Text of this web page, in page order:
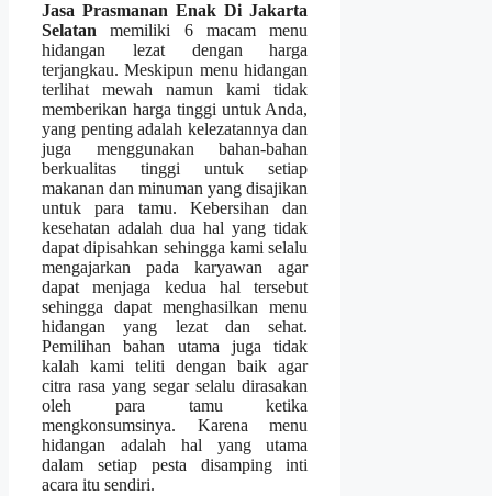
Jasa Prasmanan Enak Di Jakarta
Selatan memiliki 6 macam menu
hidangan lezat dengan harga
terjangkau. Meskipun menu hidangan
terlihat mewah namun kami tidak
memberikan harga tinggi untuk Anda,
yang penting adalah kelezatannya dan
juga menggunakan bahan-bahan
berkualitas tinggi untuk setiap
makanan dan minuman yang disajikan
untuk para tamu. Kebersihan dan
kesehatan adalah dua hal yang tidak
dapat dipisahkan sehingga kami selalu
mengajarkan pada karyawan agar
dapat menjaga kedua hal tersebut
sehingga dapat menghasilkan menu
hidangan yang lezat dan sehat.
Pemilihan bahan utama juga tidak
kalah kami teliti dengan baik agar
citra rasa yang segar selalu dirasakan
oleh para tamu ketika
mengkonsumsinya. Karena menu
hidangan adalah hal yang utama
dalam setiap pesta disamping inti
acara itu sendiri.